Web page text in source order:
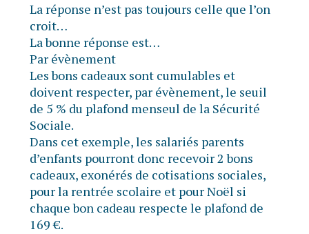
La réponse n’est pas toujours celle que l’on
croit…
La bonne réponse est…
Par évènement
Les bons cadeaux sont cumulables et
doivent respecter, par évènement, le seuil
de 5 % du plafond menseul de la Sécurité
Sociale.
Dans cet exemple, les salariés parents
d’enfants pourront donc recevoir 2 bons
cadeaux, exonérés de cotisations sociales,
pour la rentrée scolaire et pour Noël si
chaque bon cadeau respecte le plafond de
169 €.